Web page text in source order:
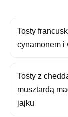
Tosty
cynamonem i
Tosty z
musztardą
jajku